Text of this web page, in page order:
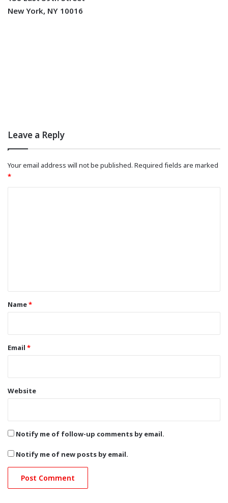
New York, NY 10016
Leave a Reply
Your email address will not be published. Required fields are marked
*
*Name*
Email *
Website
Notify me of follow-up comments by email.
Notify me of new posts by email.